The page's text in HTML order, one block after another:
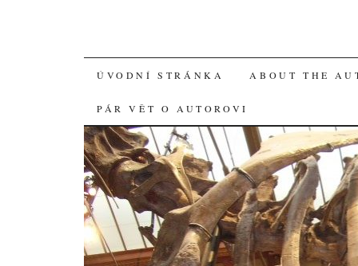
SKIP
TO
CONTENT
ÚVODNÍ STRÁNKA ABOUT THE
PÁR VĚT O AUTOROVI